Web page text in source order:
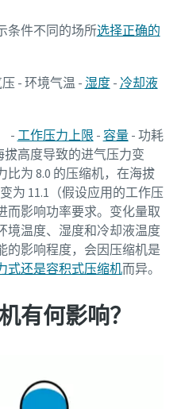
力输送流程的信息
条件不同的场所选择正确的
- 环境气温 - 湿度- 冷却液
- 工作压力上限 - 容量- 功耗
高度导致的进气压力变
为 8.0 的压缩机，在海拔
为 11.1（假设应用的工作压
而影响功率要求。变化量取
境温度、湿度和冷却液温度
的影响程度，会因压缩机是
式还是容积式压缩机而异。
有何影响？